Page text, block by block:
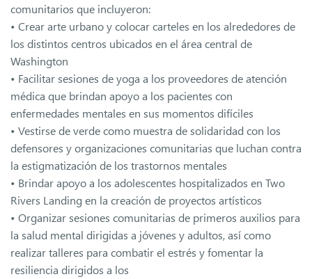
comunitarios que incluyeron:
• Crear arte urbano y colocar carteles en los alrededores de
los distintos centros ubicados en el área central de
Washington
• Facilitar sesiones de yoga a los proveedores de atención
médica que brindan apoyo a los pacientes con
enfermedades mentales en sus momentos difíciles
• Vestirse de verde como muestra de solidaridad con los
defensores y organizaciones comunitarias que luchan contra
la estigmatización de los trastornos mentales
• Brindar apoyo a los adolescentes hospitalizados en Two
Rivers Landing en la creación de proyectos artísticos
• Organizar sesiones comunitarias de primeros auxilios para
la salud mental dirigidas a jóvenes y adultos, así como
realizar talleres para combatir el estrés y fomentar la
resiliencia dirigidos a los